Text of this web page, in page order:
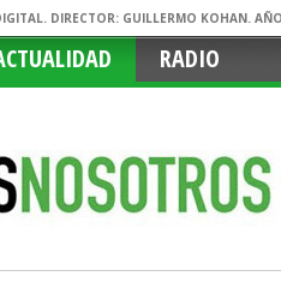
DIRECTOR: GUILLERMO KOHAN.
RADIO